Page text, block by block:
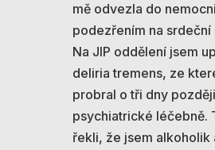
mě odvezla do
podezřením na srdeční
Na JIP oddělení jsem
deliria tremens, ze
probral o tři dny
psychiatrické léčebně.
řekli, že jsem alkoholik